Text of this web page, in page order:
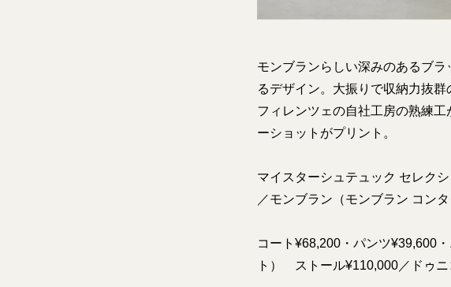
モンブランらしい深みのあるブ
るデザイン。大振りで収納力抜
フィレンツェの自社工房の熟練
ーショットがプリント。
マイスターシュテュック セレク
／モンブラン（モンブラン コンタ
コート¥68,200・パンツ¥39,600
ト） ストール¥110,000／ドゥニ